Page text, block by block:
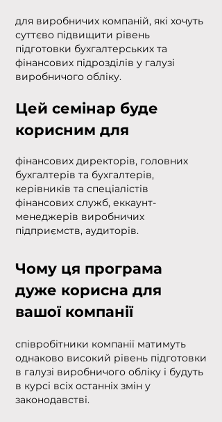
для виробничих компаній, які хочуть
суттєво підвищити рівень
підготовки бухгалтерських та
фінансових підрозділів у галузі
виробничого обліку.
Цей семінар буде
корисним для
фінансових директорів, головних
бухгалтерів та бухгалтерів,
керівників та спеціалістів
фінансових служб, еккаунт-
менеджерів виробничих
підприємств, аудиторів.
Чому ця програма
дуже корисна для
вашої компанії
співробітники компанії матимуть
однаково високий рівень підготовки
в галузі виробничого обліку і будуть
в курсі всіх останніх змін у
законодавстві.